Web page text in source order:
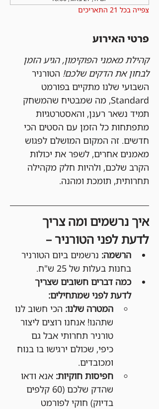
צפייה בכל 21 התאריכים
פרטי האירוע
קהילת מאמני הפוקימון, הגיע הזמן
לבחון את הדקים שלכם! הטורניר
השבועי שלנו מתקיים בפורמט
Standard, מה שמבטיח שהמשחק
תמיד נשאר רענן, והאסטרטגיות
מתפתחות כל הזמן עם הסטים הכי
חדשים. זה המקום המושלם לפגוש
מאמנים אחרים, לשפר את יכולות
הקרב שלכם, ולהיות חלק מקהילה
תחרותית, תומכת ומהנה.
איך נרשמים ומה צריך
לדעת לפני הטורניר –
הרשמה: נרשמים ביום הטורניר
בחנות בעלות של 25 ש"ח.
כמה דברים חשובים שצריך
לדעת לפני שמתחילים:
המטרה שלנו: הכי חשוב לנו
שתהנו! אנחנו רוצים ליצור
טורניר תחרותי אבל גם
כיפי, שכולם ירגישו בו בנוח
ומכובדים.
חפיסות חוקיות: אנא ודאו
שהדק שלכם (60 קלפים
בדיוק) חוקי לפורמט